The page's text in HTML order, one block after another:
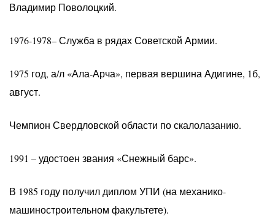
Владимир Поволоцкий.
1976-1978– Служба в рядах Советской Армии.
1975 год, а/л «Ала-Арча», первая вершина Адигине, 1б,
август.
Чемпион Свердловской области по скалолазанию.
1991 – удостоен звания «Снежный барс».
В 1985 году получил диплом УПИ (на механико-
машиностроительном факультете).